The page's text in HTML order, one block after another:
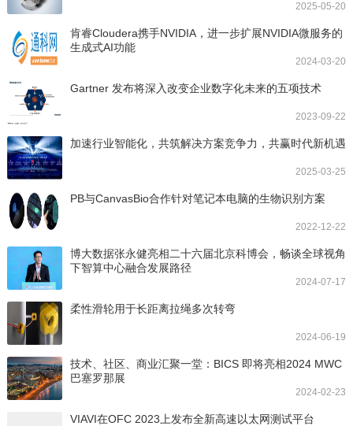
2025-05-20
肯睿Cloudera携手NVIDIA，进一步扩展NVIDIA微服务的
生成式AI功能
2024-03-20
Gartner 发布将深入改变企业数字化未来的五项技术
2023-09-22
加速行业智能化，共筑解决方案竞争力，共赢时代新机遇
2025-03-25
PB与CanvasBio合作针对笔记本电脑的生物识别方案
2022-12-22
博大数据张永健亮相二十六届北京科博会，畅谈全球视角
下智算中心融合发展路径
2024-07-17
柔性滑轮用于长距离拉绳多次转弯
2024-06-19
技术、社区、商业汇聚一堂：BICS 即将亮相2024 MWC
巴塞罗那展
2024-02-23
VIAVI在OFC 2023上发布全新高速以太网测试平台